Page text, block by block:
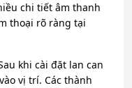
chi tiết âm thanh
thoại rõ ràng tại
khi cài đặt lan can
vị trí. Các thành